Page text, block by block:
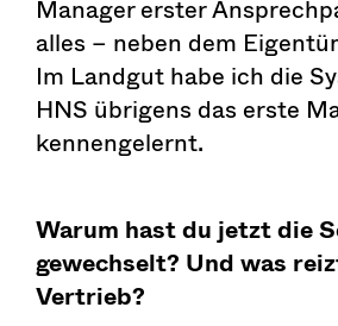
Manager erster
alles – neben dem
Im Landgut habe ich die
HNS übrigens das erste
kennengelernt.
Warum hast du jetzt die
gewechselt? Und was
Vertrieb?